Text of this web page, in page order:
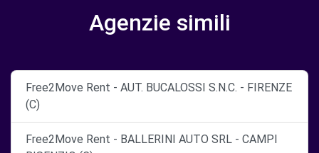
Agenzie simili
Free2Move Rent - AUT. BUCALOSSI S.N.C. - FIRENZE
(C)
Free2Move Rent - BALLERINI AUTO SRL - CAMPI